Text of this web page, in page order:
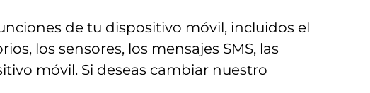
de tu dispositivo móvil, incluidos el
los sensores, los mensajes SMS, las
móvil. Si deseas cambiar nuestro